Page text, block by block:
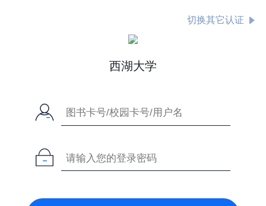
切换其它认证
西湖大学